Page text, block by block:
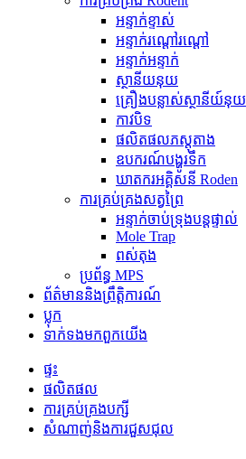
អន្ទាក់ខ្ទាស់
អន្ទាក់រណ្តៅរណ្តៅ
អន្ទាក់អន្ទាក់
ស្ថានីយនុយ
គ្រឿងបន្លាស់ស្ថានីយ៍នុយ
កាវបិទ
ផលិតផលភស្តុតាង
ឧបករណ៍បង្ហូរទឹក
ឃាតករអគ្គិសនី Roden
ការគ្រប់គ្រងសត្វព្រៃ
អន្ទាក់ចាប់ទ្រុងបន្តផ្ទាល់
Mole Trap
ពស់តុង
ប្រព័ន្ធ MPS
ព័ត៌មាននិងព្រឹត្តិការណ៍
ប្លុក
ទាក់ទង​មក​ពួក​យើង
ផ្ទះ
ផលិតផល
ការគ្រប់គ្រងបក្សី
សំណាញ់និងការជួសជុល